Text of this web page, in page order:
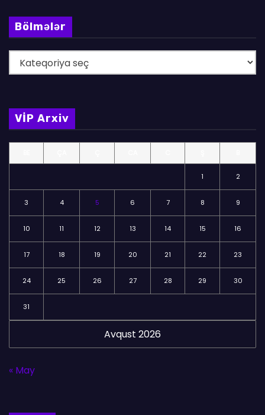
Bölmələr
ö
m
l
VİP Arxiv
Avqust 2026
1 2
3 4 5 6 7 8 9
10 11 12 13 14 15 16
17 18 19 20 21 22 23
24 25 26 27 28 29 30
31
« May